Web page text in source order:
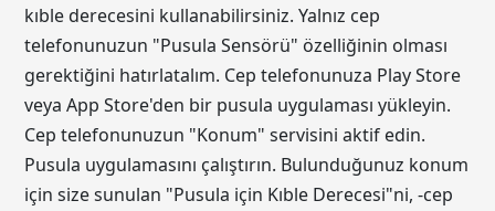
kıble derecesini kullanabilirsiniz. Yalnız cep
telefonunuzun "Pusula Sensörü" özelliğinin olması
gerektiğini hatırlatalım. Cep telefonunuza Play Store
veya App Store'den bir pusula uygulaması yükleyin.
Cep telefonunuzun "Konum" servisini aktif edin.
Pusula uygulamasını çalıştırın. Bulunduğunuz konum
için size sunulan "Pusula için Kıble Derecesi"ni, -cep